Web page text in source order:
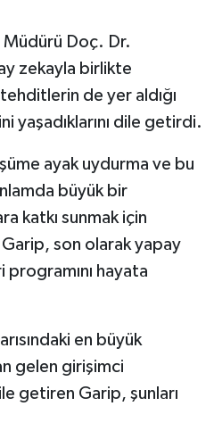
Müdürü Doç. Dr.
zekayla birlikte
de yer aldığı
yaşadıklarını dile getirdi.
ayak uydurma ve bu
büyük bir
katkı sunmak için
Garip, son olarak yapay
hayata
en büyük
gelen girişimci
getiren Garip, şunları